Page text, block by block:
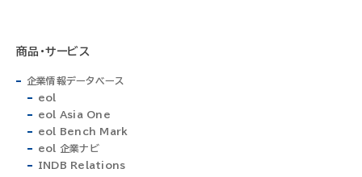
商品・サービス
企業情報データベース
eol
eol Asia One
eol Bench Mark
eol 企業ナビ
INDB Relations